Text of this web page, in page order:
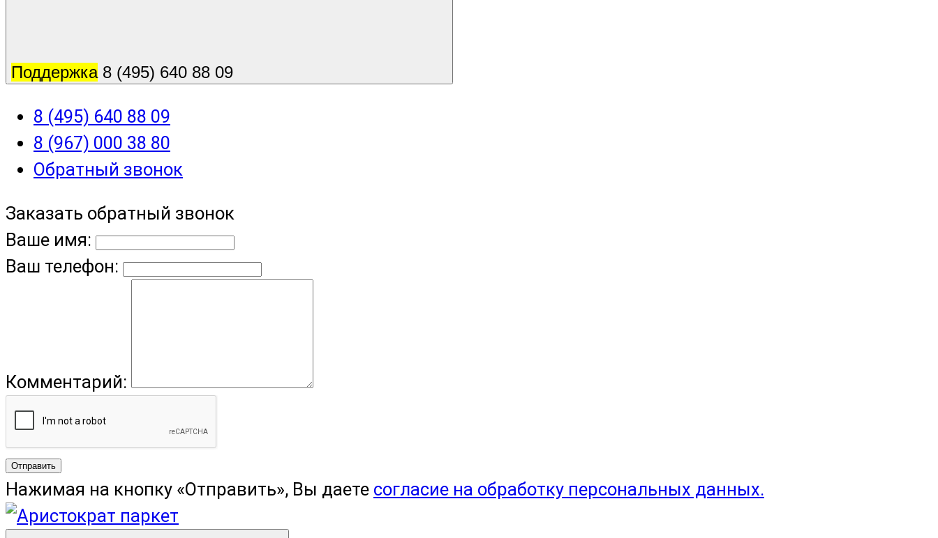
Поддержка8 (495) 640 88 09
8 (495) 640 88 09
8 (967) 000 38 80
Обратный звонок
Заказать обратный звонок
Ваше имя:
Ваш телефон:
Комментарий:
Отправить
Нажимая на кнопку «Отправить», Вы даете согласие на обработку персональных данных.